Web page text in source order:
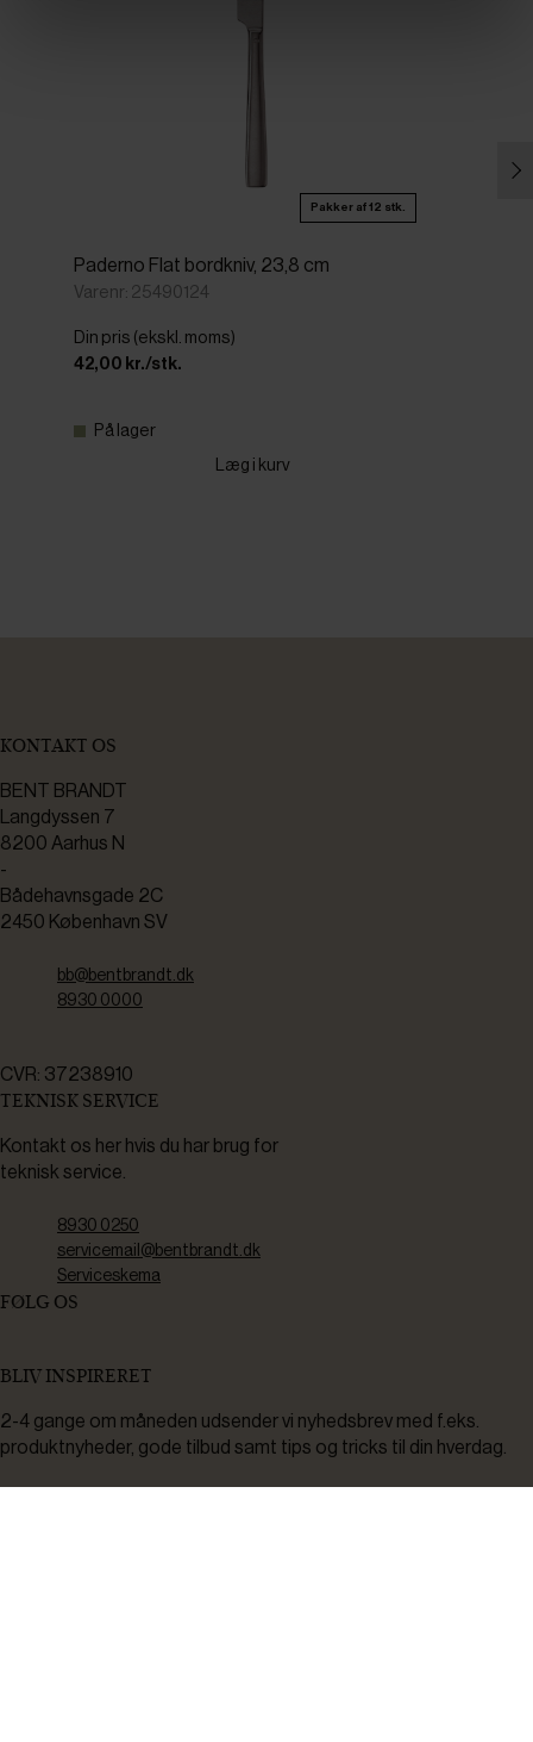
Pakker af 12 stk.
Paderno Flat bordkniv, 23,8 cm
Varenr: 25490124
Din pris (ekskl. moms)
42,00 kr./stk.
På lager
Læg i kurv
KONTAKT OS
BENT BRANDT
Langdyssen 7
8200 Aarhus N
-
Bådehavnsgade 2C
2450 København SV
bb@bentbrandt.dk
8930 0000
CVR: 37238910
TEKNISK SERVICE
Kontakt os her hvis du har brug for
teknisk service.
8930 0250
servicemail@bentbrandt.dk
Serviceskema
FØLG OS
BLIV INSPIRERET
2-4 gange om måneden udsender vi nyhedsbrev med f.eks.
produktnyheder, gode tilbud samt tips og tricks til din hverdag.